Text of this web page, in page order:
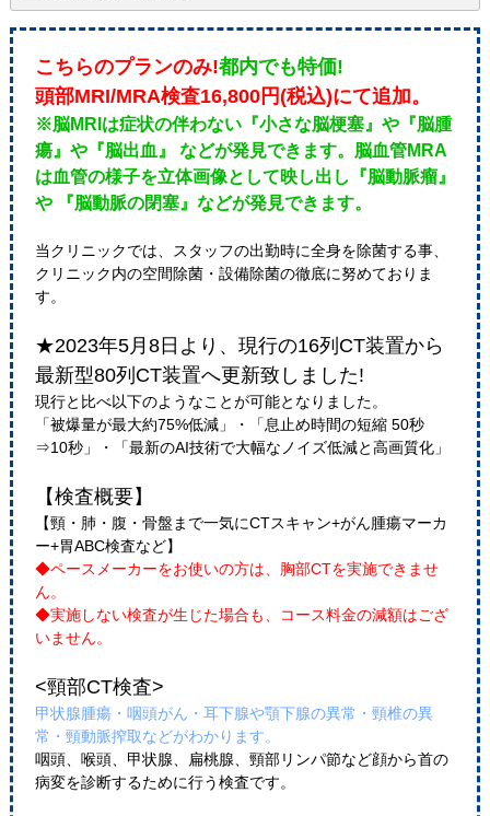
こちらのプランのみ!都内でも特価!
頭部MRI/MRA検査16,800円(税込)にて追加。
※脳MRIは症状の伴わない『小さな脳梗塞』や『脳腫
瘍』や『脳出血』 などが発見できます。脳血管MRA
は血管の様子を立体画像として映し出し『脳動脈瘤』
や 『脳動脈の閉塞』などが発見できます。
当クリニックでは、スタッフの出勤時に全身を除菌する事、
クリニック内の空間除菌・設備除菌の徹底に努めておりま
す。
★2023年5月8日より、現行の16列CT装置から
最新型80列CT装置へ更新致しました!
現行と比べ以下のようなことが可能となりました。
「被爆量が最大約75%低減」・「息止め時間の短縮 50秒
⇒10秒」・「最新のAI技術で大幅なノイズ低減と高画質化」
【検査概要】
【頸・肺・腹・骨盤まで一気にCTスキャン+がん腫瘍マーカ
ー+胃ABC検査など】
◆ペースメーカーをお使いの方は、胸部CTを実施できませ
ん。
◆実施しない検査が生じた場合も、コース料金の減額はござ
いません。
<頸部CT検査>
甲状腺腫瘍・咽頭がん・耳下腺や顎下腺の異常・頸椎の異
常・頸動脈搾取などがわかります。
咽頭、喉頭、甲状腺、扁桃腺、頸部リンパ節など顔から首の
病変を診断するために行う検査です。